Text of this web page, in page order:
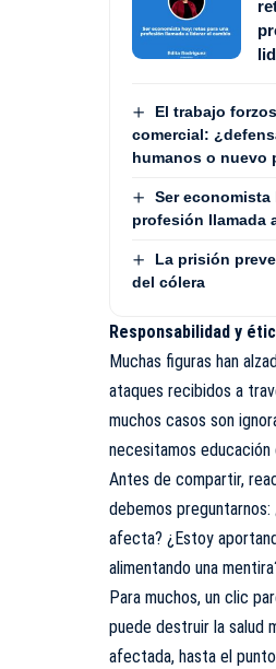
El trabajo
comercial:
humanos o nuevo
Ser
profesión llamada
La prisión
del cólera
Responsabilidad y
Muchas figuras han
ataques recibidos a
muchos casos son
necesitamos
Antes de compartir,
debemos
afecta? ¿Estoy
alimentando una
Para muchos, un clic
puede destruir la salud
afectada, hasta el